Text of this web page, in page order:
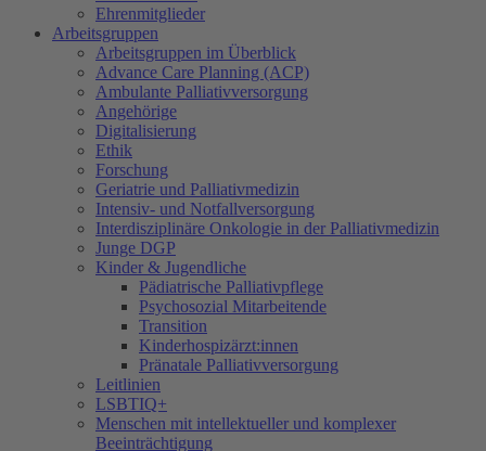
Ehrenmitglieder
Arbeitsgruppen
Arbeitsgruppen im Überblick
Advance Care Planning (ACP)
Ambulante Palliativversorgung
Angehörige
Digitalisierung
Ethik
Forschung
Geriatrie und Palliativmedizin
Intensiv- und Notfallversorgung
Interdisziplinäre Onkologie in der Palliativmedizin
Junge DGP
Kinder & Jugendliche
Pädiatrische Palliativpflege
Psychosozial Mitarbeitende
Transition
Kinderhospizärzt:innen
Pränatale Palliativversorgung
Leitlinien
LSBTIQ+
Menschen mit intellektueller und komplexer
Beeinträchtigung